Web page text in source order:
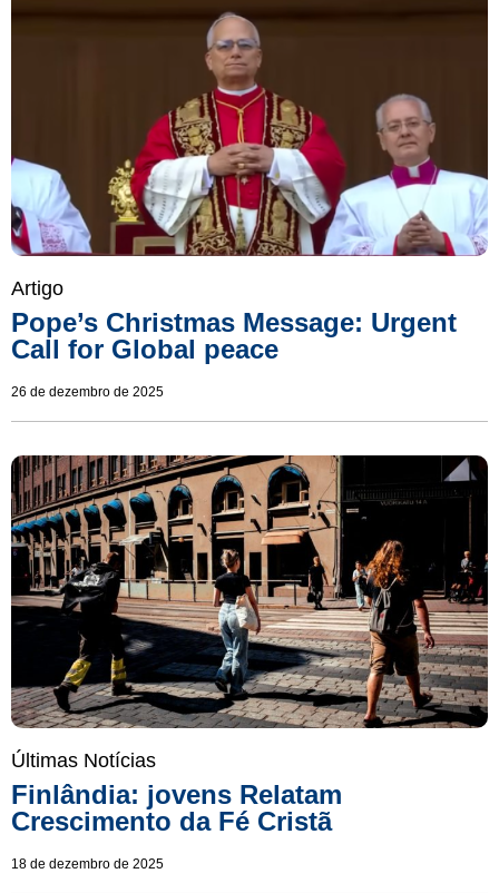
Artigo
Pope’s Christmas Message: Urgent
Call for Global peace
26 de dezembro de 2025
Últimas Notícias
Finlândia: jovens Relatam
Crescimento da Fé Cristã
18 de dezembro de 2025